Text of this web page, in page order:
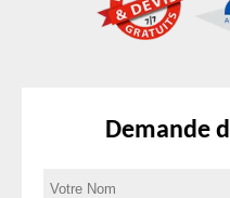
Demande